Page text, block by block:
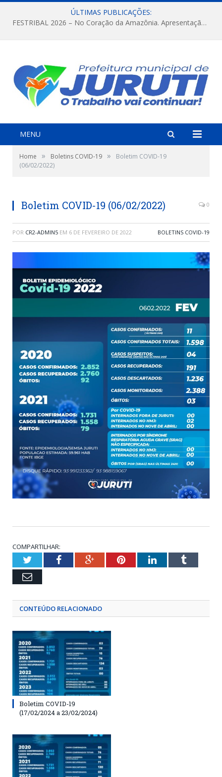
ÚLTIMAS PUBLICAÇÕES:
FESTRIBAL 2026 – No Coração da Amazônia. Apresentação da Munduruku.
MENU
Home » Boletins COVID-19 »
Boletim COVID-19
(06/02/2022)
Boletim COVID-19 (06/02/2022) 0
POR CR2-ADMIN5 EM 6 DE FEVEREIRO DE 2022 BOLETINS COVID-19
COMPARTILHAR:
TwitterFacebookGoogle+PinterestLinkedInTumblr
Email
CONTEÚDO RELACIONADO
Boletim COVID-19
(17/02/2024 a 23/02/2024)